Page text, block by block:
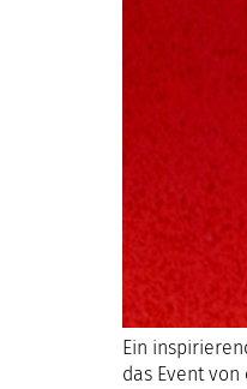
Ein
das Event